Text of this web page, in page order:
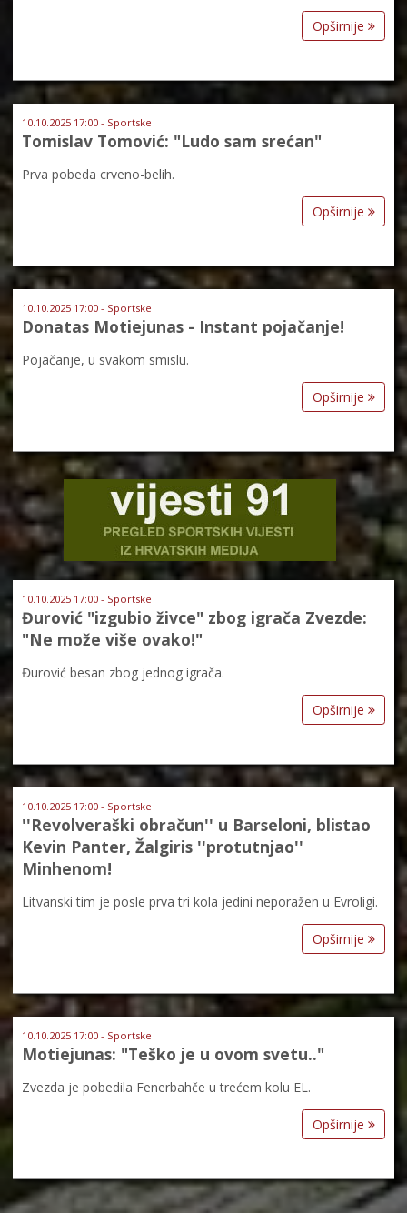
Opširnije
10.10.2025 17:00 - Sportske
Tomislav Tomović: "Ludo sam srećan"
Prva pobeda crveno-belih.
Opširnije
10.10.2025 17:00 - Sportske
Donatas Motiejunas - Instant pojačanje!
Pojačanje, u svakom smislu.
Opširnije
10.10.2025 17:00 - Sportske
Đurović "izgubio živce" zbog igrača Zvezde:
"Ne može više ovako!"
Đurović besan zbog jednog igrača.
Opširnije
10.10.2025 17:00 - Sportske
''Revolveraški obračun'' u Barseloni, blistao
Kevin Panter, Žalgiris ''protutnjao''
Minhenom!
Litvanski tim je posle prva tri kola jedini neporažen u Evroligi.
Opširnije
10.10.2025 17:00 - Sportske
Motiejunas: "Teško je u ovom svetu.."
Zvezda je pobedila Fenerbahče u trećem kolu EL.
Opširnije